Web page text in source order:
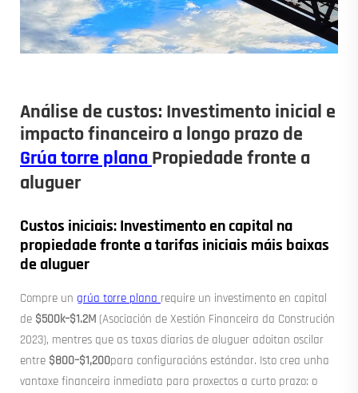
Análise de custos: Investimento inicial e
impacto financeiro a longo prazo de
Grúa torre plana Propiedade fronte a
aluguer
Custos iniciais: Investimento en capital na
propiedade fronte a tarifas iniciais máis baixas
de aluguer
Compre un grúa torre plana require un investimento en capital
de $500k–$1.2M (Asociación de Xestión Financeira da Construción
2023), mentres que as taxas diarias de aluguer adoitan oscilar
entre $800–$1,200para configuracións estándar. Isto crea unha
vantaxe financeira inmediata para proxectos a curto prazo: o